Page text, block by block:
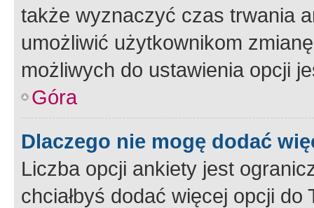
także wyznaczyć czas trwania
umożliwić użytkownikom
możliwych do ustawienia opcji
Góra
Dlaczego nie mogę dodać
Liczba opcji ankiety jest
chciałbyś dodać więcej opcji